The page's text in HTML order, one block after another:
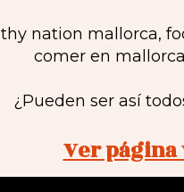
¿Pueden ser así
Ver página